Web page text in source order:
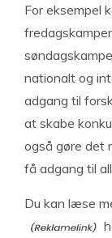
For eksempel
nationalt og
adgang til
at skabe
også gøre det
få adgang til
Du kan læse